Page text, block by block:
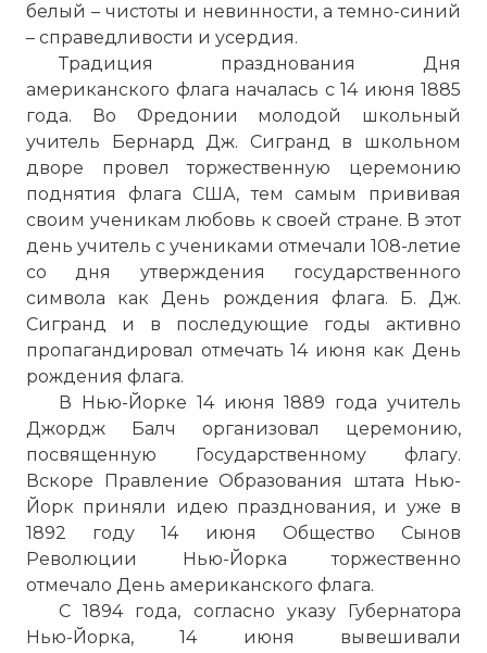
белый – чистоты и невинности, а темно-синий
– справедливости и усердия.
Традиция празднования Дня
американского флага началась с 14 июня 1885
года. Во Фредонии молодой школьный
учитель Бернард Дж. Сигранд в школьном
дворе провел торжественную церемонию
поднятия флага США, тем самым прививая
своим ученикам любовь к своей стране. В этот
день учитель с учениками отмечали 108-летие
со дня утверждения государственного
символа как День рождения флага. Б. Дж.
Сигранд и в последующие годы активно
пропагандировал отмечать 14 июня как День
рождения флага.
В Нью-Йорке 14 июня 1889 года учитель
Джордж Балч организовал церемонию,
посвященную Государственному флагу.
Вскоре Правление Образования штата Нью-
Йорк приняли идею празднования, и уже в
1892 году 14 июня Общество Сынов
Революции Нью-Йорка торжественно
отмечало День американского флага.
С 1894 года, согласно указу Губернатора
Нью-Йорка, 14 июня вывешивали